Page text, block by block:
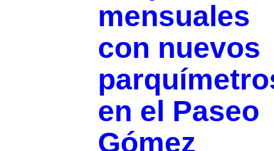
mensuales
con nuevos
en el Paseo
Gómez